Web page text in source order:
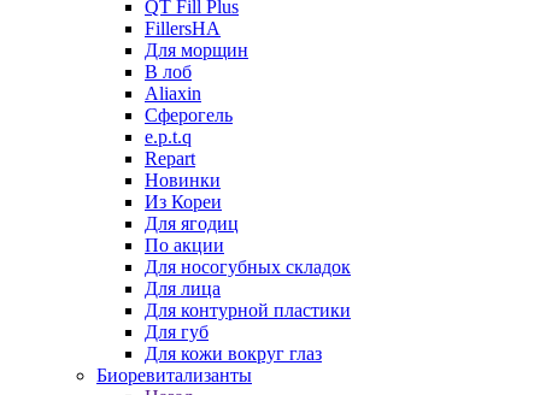
QT Fill Plus
FillersHA
Для морщин
В лоб
Aliaxin
Сферогель
e.p.t.q
Repart
Новинки
Из Кореи
Для ягодиц
По акции
Для носогубных складок
Для лица
Для контурной пластики
Для губ
Для кожи вокруг глаз
Биоревитализанты